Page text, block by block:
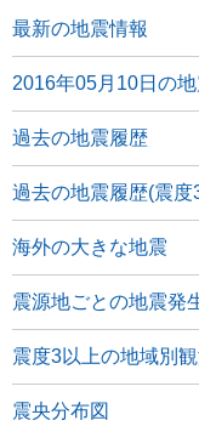
最新の地震情報
2016年05月10日の
過去の地震履歴
過去の地震履歴(震度
海外の大きな地震
震源地ごとの地震発
震度3以上の地域別
震央分布図